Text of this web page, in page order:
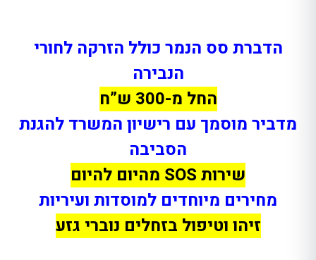
הדברת סס הנמר כולל הזרקה לחורי
הנבירה
החל מ-300 ש”ח
מדביר מוסמך עם רישיון המשרד להגנת
הסביבה
שירות SOS מהיום להיום
מחירים מיוחדים למוסדות ועיריות
זיהו וטיפול בזחלים נוברי גזע